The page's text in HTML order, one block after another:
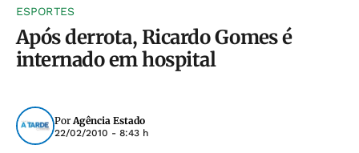
ESPORTES
Após derrota, Ricardo Gomes é
internado em hospital
PorAgência Estado
22/02/2010 - 8:43 h